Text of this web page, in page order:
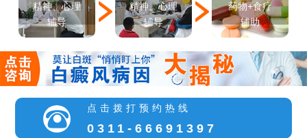
精神、心理
辅导
精神、心理
辅导
药物+食疗
辅助
点击拨打预约热线
0311-66691397